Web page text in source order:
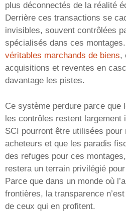
plus déconnectés de la réalité
Derrière ces transactions se
invisibles, souvent contrôlées
spécialisés dans ces
véritables marchands de biens,
acquisitions et reventes en
davantage les pistes.
Ce système perdure parce que
les contrôles restent largement
SCI pourront être utilisées pour
acheteurs et que les paradis
des refuges pour ces
restera un terrain privilégié
Parce que dans un monde où
frontières, la transparence
de ceux qui en profitent.